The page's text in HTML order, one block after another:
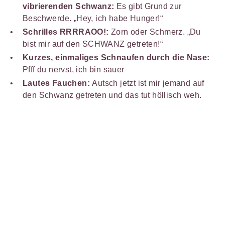
vibrierenden Schwanz: Es gibt Grund zur
Beschwerde. „Hey, ich habe Hunger!“
Schrilles RRRRAOO!: Zorn oder Schmerz. „Du
bist mir auf den SCHWANZ getreten!“
Kurzes, einmaliges Schnaufen durch die Nase:
Pfff du nervst, ich bin sauer
Lautes Fauchen:Autsch jetzt ist mir jemand auf
den Schwanz getreten und das tut höllisch weh.